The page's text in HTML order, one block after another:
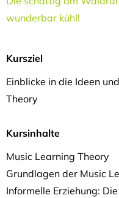
wunderbar kühl!
Kursziel
Einblicke in die Ideen
Theory
Kursinhalte
Music Learning Theory
Grundlagen der Music
Informelle Erziehung: